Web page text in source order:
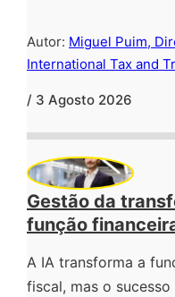
Autor: Miguel Puim,
International Tax and
/ 3 Agosto 2026
Gestão da
função
A IA transforma a
fiscal, mas o